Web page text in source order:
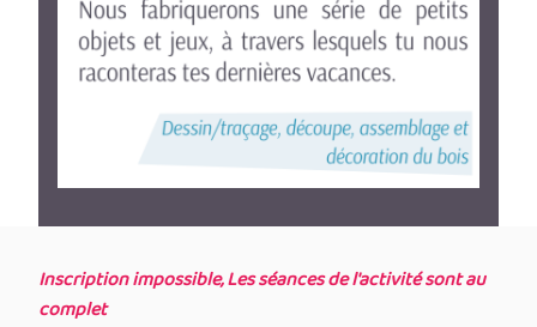
Inscription impossible, Les séances de l'activité sont au
complet